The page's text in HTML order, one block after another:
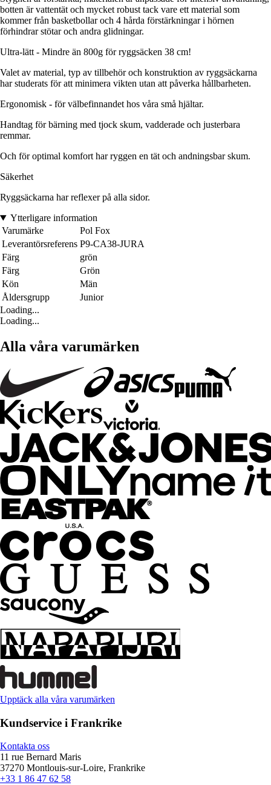
botten är vattentät och mycket robust tack vare ett material som
kommer från basketbollar och 4 hårda förstärkningar i hörnen
förhindrar stötar och andra glidningar.
Ultra-lätt - Mindre än 800g för ryggsäcken 38 cm!
Valet av material, typ av tillbehör och konstruktion av ryggsäckarna
har studerats för att minimera vikten utan att påverka hållbarheten.
Ergonomisk - för välbefinnandet hos våra små hjältar.
Handtag för bärning med tjock skum, vadderade och justerbara
remmar.
Och för optimal komfort har ryggen en tät och andningsbar skum.
Säkerhet
Ryggsäckarna har reflexer på alla sidor.
Ytterligare information
Varumärke
Pol Fox
Leverantörsreferens P9-CA38-JURA
Färg
grön
Färg
Grön
Kön
Män
Åldersgrupp
Junior
Loading...
Loading...
Alla våra varumärken
Upptäck alla våra varumärken
Kundservice i Frankrike
Kontakta oss
11 rue Bernard Maris
37270 Montlouis-sur-Loire, Frankrike
+33 1 86 47 62 58